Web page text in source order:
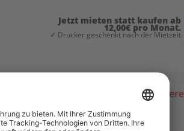
Jetzt mieten statt kaufen ab
12,00€ pro Monat.
✓ Drucker geschenkt nach der Mietzeit
Tintenstrahldrucker, drucken,